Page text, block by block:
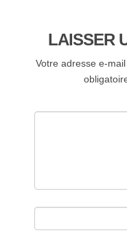
LAISSER
Votre adresse e-